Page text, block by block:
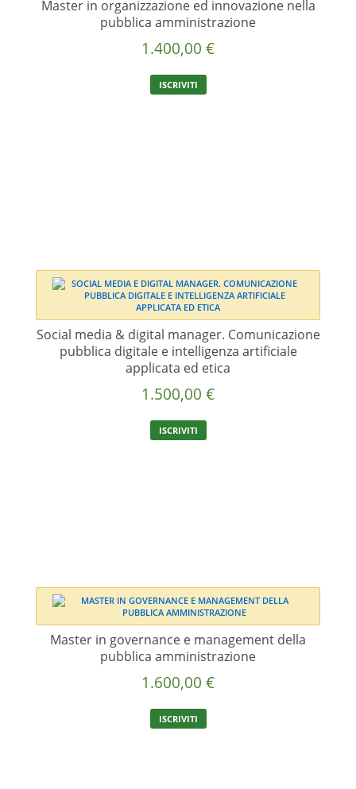
Master in organizzazione ed innovazione nella
pubblica amministrazione
1.400,00 €
ISCRIVITI
Social media & digital manager. Comunicazione
pubblica digitale e intelligenza artificiale
applicata ed etica
1.500,00 €
ISCRIVITI
Master in governance e management della
pubblica amministrazione
1.600,00 €
ISCRIVITI